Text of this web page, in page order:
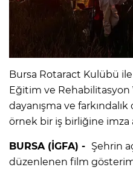
Bursa Rotaract Kulübü
Eğitim ve Rehabilitasyon
dayanışma ve
örnek bir iş birliğine imza
BURSA (İGFA) - Şehrin
düzenlenen film